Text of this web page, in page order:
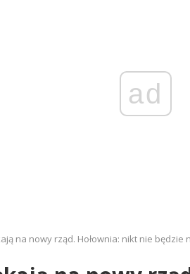
ad
na nowy rząd. Hołownia: nikt nie będzie